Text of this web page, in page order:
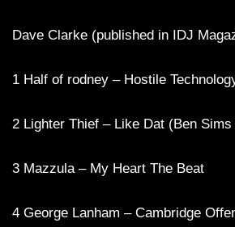
Dave Clarke (published in IDJ
1 Half of rodney – Hostile
2 Lighter Thief – Like Dat (Ben
3 Mazzula – My Heart The Beat
4 George Lanham – Cambridge